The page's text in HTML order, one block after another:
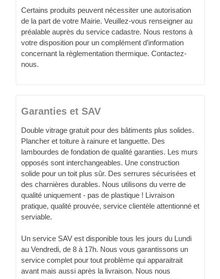
Certains produits peuvent nécessiter une autorisation
de la part de votre Mairie. Veuillez-vous renseigner au
préalable auprès du service cadastre. Nous restons à
votre disposition pour un complément d’information
concernant la règlementation thermique. Contactez-
nous.
Garanties et SAV
Double vitrage gratuit pour des bâtiments plus solides.
Plancher et toiture à rainure et languette. Des
lambourdes de fondation de qualité garanties. Les murs
opposés sont interchangeables. Une construction
solide pour un toit plus sûr. Des serrures sécurisées et
des charnières durables. Nous utilisons du verre de
qualité uniquement - pas de plastique ! Livraison
pratique, qualité prouvée, service clientèle attentionné et
serviable.
Un service SAV est disponible tous les jours du Lundi
au Vendredi, de 8 à 17h. Nous vous garantissons un
service complet pour tout problème qui apparaitrait
avant mais aussi après la livraison. Nous nous